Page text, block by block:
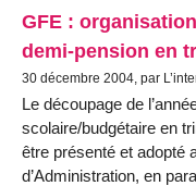
GFE :
demi-pension en
30 décembre 2004, par
Le découpage de
scolaire/budgétaire en
être présenté et adopté
d’Administration, en